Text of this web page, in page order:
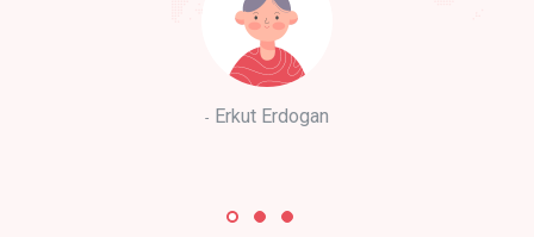
Erkut Erdogan